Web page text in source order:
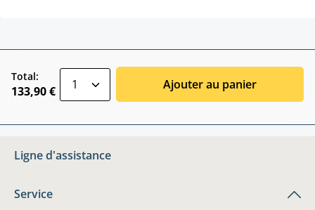
Total:
133,90 € Ajouter au panier
Ligne d'assistance
Service